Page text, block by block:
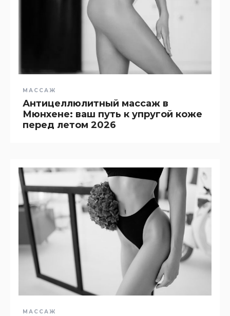
МАССАЖ
Антицеллюлитный массаж в
Мюнхене: ваш путь к упругой коже
перед летом 2026
МАССАЖ